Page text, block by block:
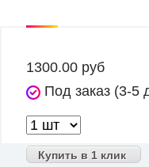
1300.00 руб
Под заказ (3-5
Купить в 1 клик